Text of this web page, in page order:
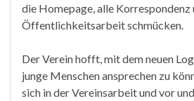
die Homepage, alle Korrespondenz
Öffentlichkeitsarbeit schmücken.
Der Verein hofft, mit dem neuen
junge Menschen ansprechen zu
sich in der Vereinsarbeit und vor